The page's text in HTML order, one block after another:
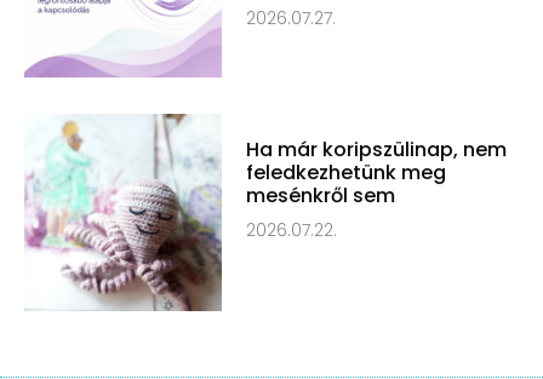
2026.07.27.
Ha már koripszülinap, nem
feledkezhetünk meg
mesénkről sem
2026.07.22.